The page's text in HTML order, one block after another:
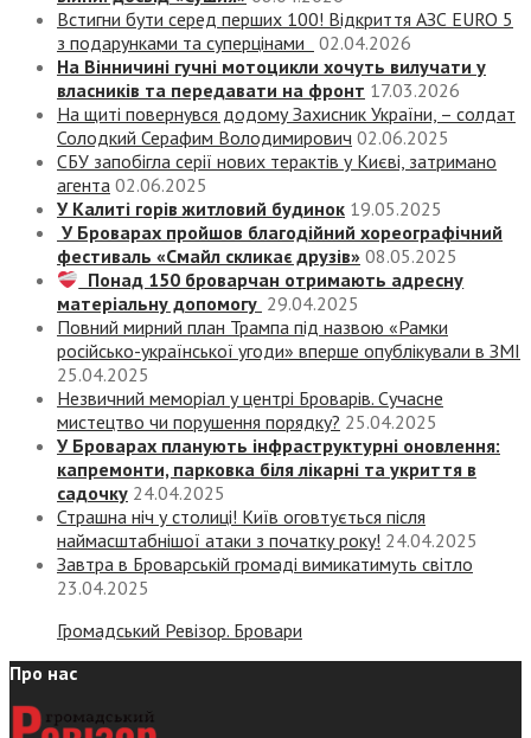
Встигни бути серед перших 100! Відкриття АЗС EURO 5
з подарунками та суперцінами
02.04.2026
На Вінничині гучні мотоцикли хочуть вилучати у
власників та передавати на фронт 17.03.2026
На щиті повернувся додому Захисник України, – солдат
Солодкий Серафим Володимирович 02.06.2025
СБУ запобігла серії нових терактів у Києві, затримано
агента 02.06.2025
У Калиті горів житловий будинок 19.05.2025
У Броварах пройшов благодійний хореографічний
фестиваль «Смайл скликає друзів» 08.05.2025
Понад 150 броварчан отримають адресну
матеріальну допомогу 29.04.2025
Повний мирний план Трампа під назвою «‎Рамки
російсько-української угоди» вперше опублікували в ЗМІ
25.04.2025
Незвичний меморіал у центрі Броварів. Сучасне
мистецтво чи порушення порядку? 25.04.2025
У Броварах планують інфраструктурні оновлення:
капремонти, парковка біля лікарні та укриття в
садочку 24.04.2025
Страшна ніч у столиці! Київ оговтується після
наймасштабнішої атаки з початку року! 24.04.2025
Завтра в Броварській громаді вимикатимуть світло
23.04.2025
Громадський Ревізор. Бровари
Про нас